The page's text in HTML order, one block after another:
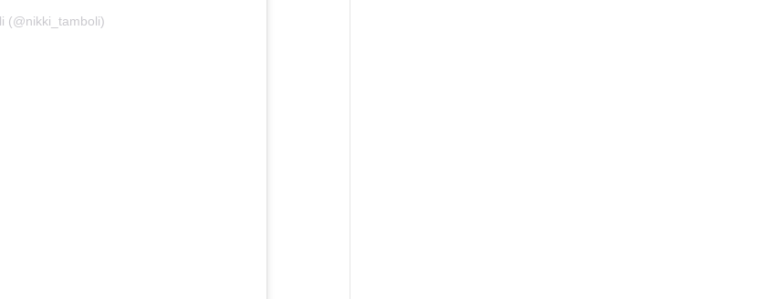
(@nikki_tamboli)